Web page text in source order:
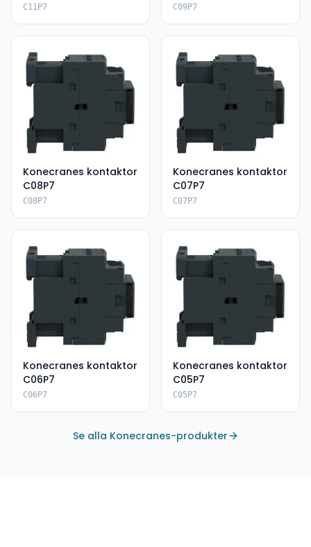
C11P7 C09P7
Konecranes kontaktor
C08P7
C08P7
Konecranes kontaktor
C07P7
C07P7
Konecranes kontaktor
C06P7
C06P7
Konecranes kontaktor
C05P7
C05P7
Se alla Konecranes-produkter